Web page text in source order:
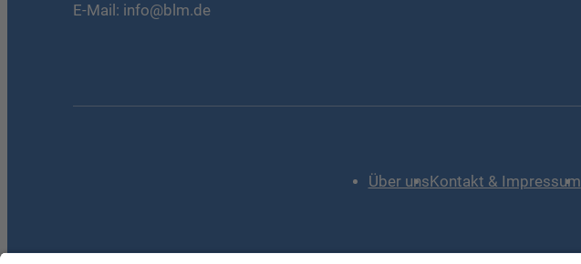
E-Mail: info@blm.de
Über unsKontakt & Impressum